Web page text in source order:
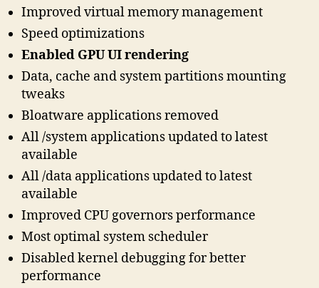
Improved virtual memory management
Speed optimizations
Enabled GPU UI rendering
Data, cache and system partitions mounting
tweaks
Bloatware applications removed
All /system applications updated to latest
available
All /data applications updated to latest
available
Improved CPU governors performance
Most optimal system scheduler
Disabled kernel debugging for better
performance